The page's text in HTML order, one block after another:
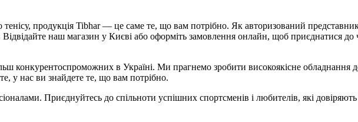
продукція Tibhar — це саме те, що вам потрібно. Як авторизований
наш магазин у Києві або оформіть замовлення онлайн, щоб приєднатися до
конкурентоспроможних в Україні. Ми прагнемо зробити високоякісне обладнання
у нас ви знайдете те, що вам потрібно.
Приєднуйтесь до спільноти успішних спортсменів і любителів, які